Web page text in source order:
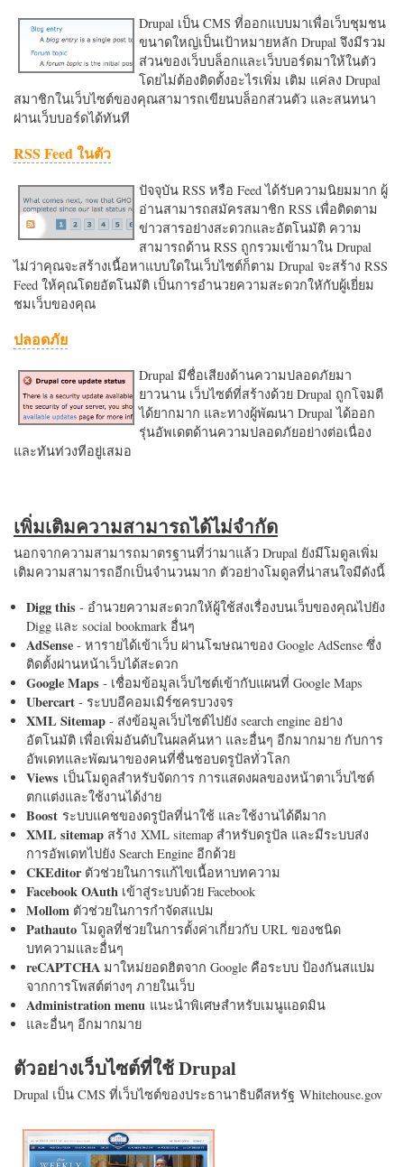
Drupal เป็น CMS ที่ออกแบบมาเพื่อเว็บชุมชน
ขนาดใหญ่เป็นเป้าหมายหลัก Drupal จึงมีรวม
ส่วนของเว็บบล็อกและเว็บบอร์ดมาให้ในตัว
โดยไม่ต้องติดตั้งอะไรเพิ่ม เติม แค่ลง Drupal
สมาชิกในเว็บไซต์ของคุณสามารถเขียนบล็อกส่วนตัว และสนทนา
ผ่านเว็บบอร์ดได้ทันที
RSS Feed ในตัว
ปัจจุบัน RSS หรือ Feed ได้รับความนิยมมาก ผู้
อ่านสามารถสมัครสมาชิก RSS เพื่อติดตาม
ข่าวสารอย่างสะดวกและอัตโนมัติ ความ
สามารถด้าน RSS ถูกรวมเข้ามาใน Drupal
ไม่ว่าคุณจะสร้างเนื้อหาแบบใดในเว็บไซต์ก็ตาม Drupal จะสร้าง RSS
Feed ให้คุณโดยอัตโนมัติ เป็นการอำนวยความสะดวกใหักับผู้เยี่ยม
ชมเว็บของคุณ
ปลอดภัย
Drupal มีชื่อเสียงด้านความปลอดภัยมา
ยาวนาน เว็บไซต์ที่สร้างด้วย Drupal ถูกโจมตี
ได้ยากมาก และทางผู้พัฒนา Drupal ได้ออก
รุ่นอัพเดตด้านความปลอดภัยอย่างต่อเนื่อง
และทันท่วงทีอยู่เสมอ
เพิ่มเติมความสามารถได้ไม่จำกัด
นอกจากความสามารถมาตรฐานที่ว่ามาแล้ว Drupal ยังมีโมดูลเพิ่ม
เติมความสามารถอีกเป็นจำนวนมาก ตัวอย่างโมดูลที่น่าสนใจมีดังนี้
Digg this - อำนวยความสะดวกให้ผู้ใช้ส่งเรื่องบนเว็บของคุณไปยัง
Digg และ social bookmark อื่นๆ
AdSense - หารายได้เข้าเว็บ ผ่านโฆษณาของ Google AdSense ซึ่ง
ติดตั้งผ่านหน้าเว็บได้สะดวก
Google Maps - เชื่อมข้อมูลเว็บไซต์เข้ากับแผนที่ Google Maps
Ubercart - ระบบอีคอมเมิร์ซครบวงจร
XML Sitemap - ส่งข้อมูลเว็บไซต์ไปยัง search engine อย่าง
อัตโนมัติ เพื่อเพิ่มอันดับในผลค้นหา และอื่นๆ อีกมากมาย กับการ
อัพเดทและพัฒนาของคนที่ชื่นชอบดรูปัลทั่วโลก
Views เป็นโมดูลสำหรับจัดการ การแสดงผลของหน้าตาเว็บไซต์
ตกแต่งและใช้งานได้ง่าย
Boost ระบบแคชของดรูปัลที่น่าใช้ และใช้งานได้ดีมาก
XML sitemap สร้าง XML sitemap สำหรับดรูปัล และมีระบบส่ง
การอัพเดทไปยัง Search Engine อีกด้วย
CKEditorตัวช่วยในการแก้ไขเนื้อหาบทความ
Facebook OAuth เข้าสู่ระบบด้วย Facebook
Mollom ตัวช่วยในการกำจัดสแปม
Pathauto โมดูลที่ช่วยในการตั้งค่าเกี่ยวกับ URL ของชนิด
บทความและอื่นๆ
reCAPTCHA มาใหม่ยอดฮิตจาก Google คือระบบ ป้องกันสแปม
จากการโพสต์ต่างๆ ภายในเว็บ
Administration menu แนะนำพิเศษสำหรับเมนูแอดมิน
และอื่นๆ อีกมากมาย
ตัวอย่างเว็บไซต์ที่ใช้ Drupal
Drupal เป็น CMS ที่เว็บไซต์ของประธานาธิบดีสหรัฐ Whitehouse.gov